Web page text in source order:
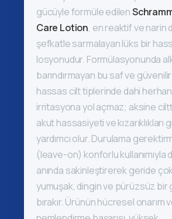
gücüyle formüle edilen
Care Lotion, en reaktif ve narin
şefkatle sarmalayan lüks bir
losyonudur. Formülasyonunda
barındırmayan bu saf ve
hassas cilt tiplerinde dahi
irritasyona yol açmaz; aksine
akut hassasiyeti ve kızarıklıkları
yardımcı olur. Durulama
(leave-on) konforlu kullanımıyla
anında sakinleştirerek geride
yumuşak, dingin ve pürüzsüz bir
bırakır. Ürünün hücresel onarım